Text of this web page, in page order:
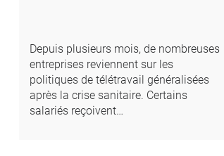
Depuis plusieurs mois, de nombreuses
entreprises reviennent sur les
politiques de télétravail généralisées
après la crise sanitaire. Certains
salariés reçoivent…